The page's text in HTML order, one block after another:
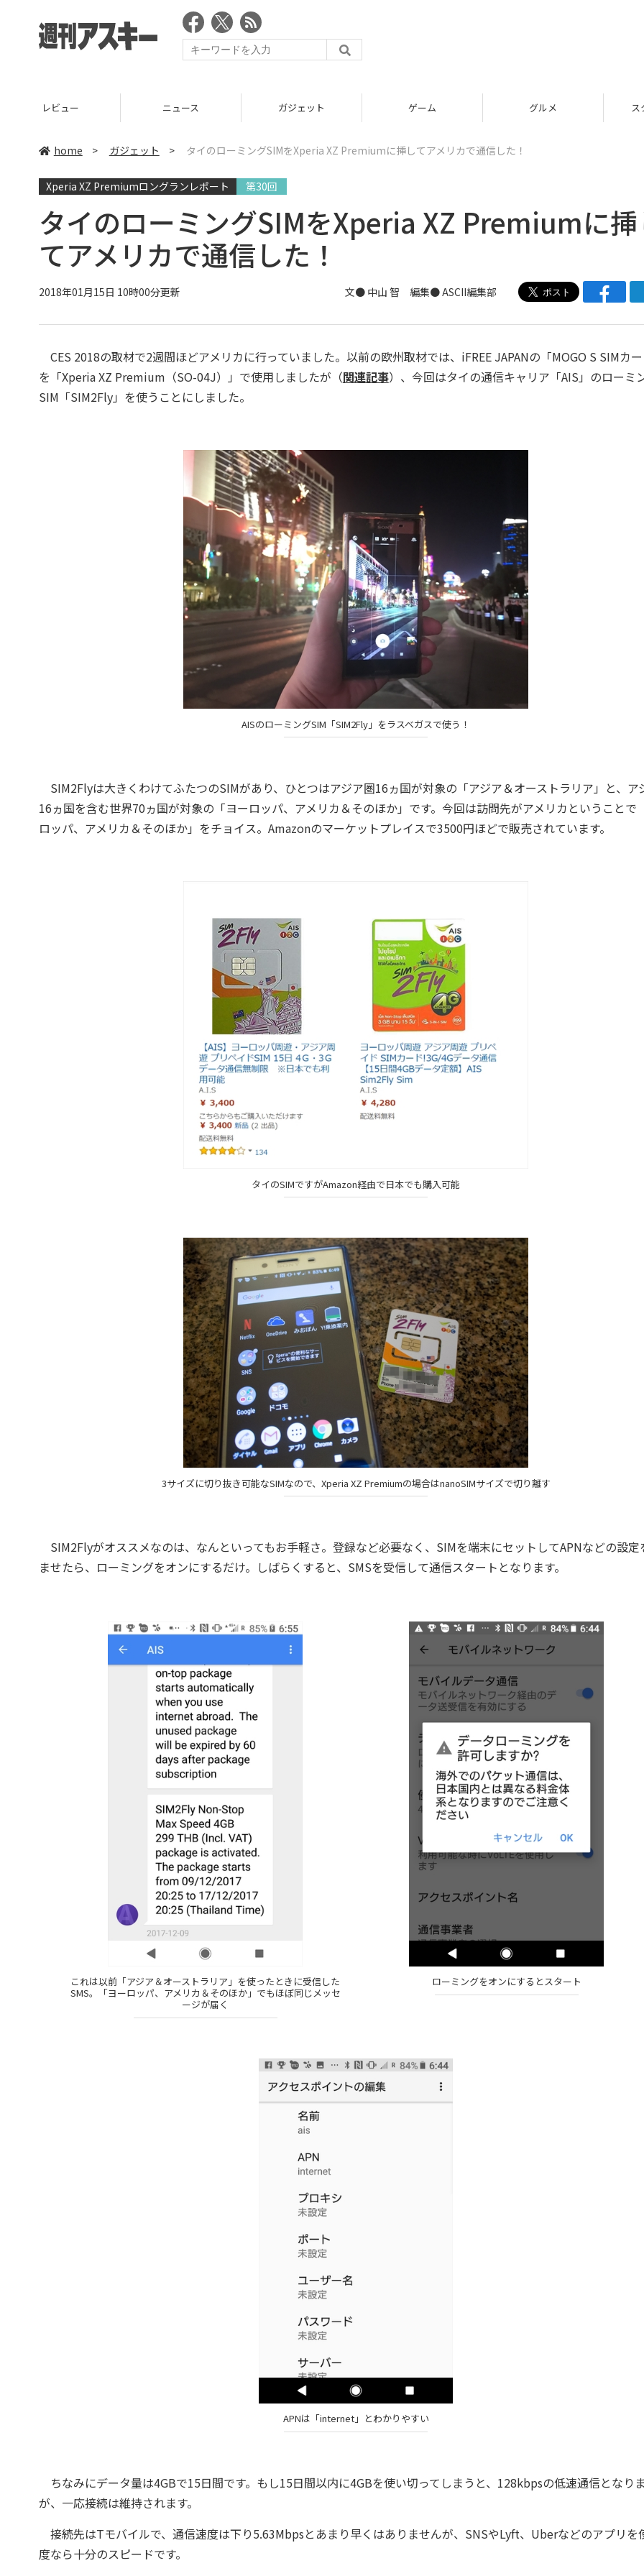
ニュース ガジェット ゲーム グルメ スタートアップ
home > ガジェット > タイのローミングSIMをXperia XZ Premiumに挿してアメリカで通信した！
Xperia XZ Premiumロングランレポート 第30回
タイのローミングSIMをXperia XZ Premiumに
てアメリカで通信した！
2018年01月15日 10時00分更新 文● 中山 智 編集● ASCII編集部
CES 2018の取材で2週間ほどアメリカに行っていました。以前の欧州取材では、iFREE JAPANの「MOGO S SIMカ
を「Xperia XZ Premium（SO-04J）」で使用しましたが（関連記事）、今回はタイの通信キャリア「AIS」のローミ
SIM「SIM2Fly」を使うことにしました。
AISのローミングSIM「SIM2Fly」をラスベガスで使う！
SIM2Flyは大きくわけてふたつのSIMがあり、ひとつはアジア圏16ヵ国が対象の「アジア＆オーストラリア」と、ア
16ヵ国を含む世界70ヵ国が対象の「ヨーロッパ、アメリカ＆そのほか」です。今回は訪問先がアメリカということで
ロッパ、アメリカ＆そのほか」をチョイス。Amazonのマーケットプレイスで3500円ほどで販売されています。
タイのSIMですがAmazon経由で日本でも購入可能
3サイズに切り抜き可能なSIMなので、Xperia XZ Premiumの場合はnanoSIMサイズで切り離す
SIM2Flyがオススメなのは、なんといってもお手軽さ。登録など必要なく、SIMを端末にセットしてAPNなどの設定
ませたら、ローミングをオンにするだけ。しばらくすると、SMSを受信して通信スタートとなります。
これは以前「アジア＆オーストラリア」を使ったときに受信した
SMS。「ヨーロッパ、アメリカ＆そのほか」でもほぼ同じメッセ
ージが届く
ローミングをオンにするとスタート
APNは「internet」とわかりやすい
ちなみにデータ量は4GBで15日間です。もし15日間以内に4GBを使い切ってしまうと、128kbpsの低速通信となり
が、一応接続は維持されます。
接続先はTモバイルで、通信速度は下り5.63Mbpsとあまり早くはありませんが、SNSやLyft、Uberなどのアプリを
度なら十分のスピードです。